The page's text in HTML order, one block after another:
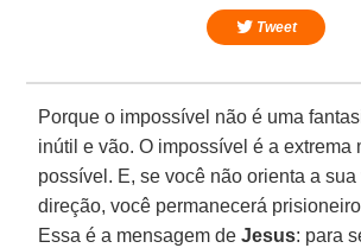
Tweet
Porque o impossível não é uma
inútil e vão. O impossível é a extrema
possível. E, se você não orienta a
direção, você permanecerá
Essa é a mensagem deJesus: para